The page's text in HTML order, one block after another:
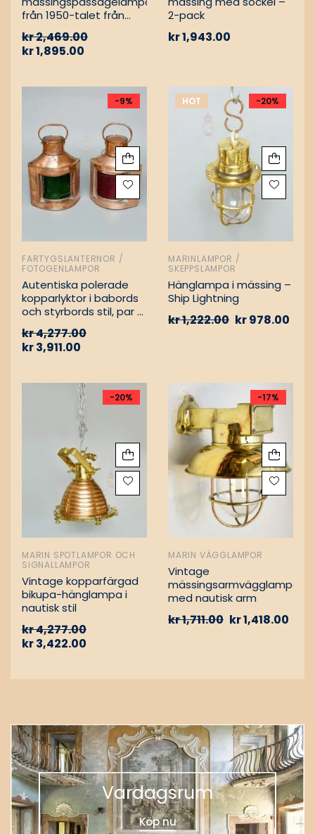
från 1950-talet från
kr2,469.00
kr1,895.00
2-pack
kr1,943.00
-9%
FARTYGSLANTERNOR /
FOTOGENLAMPOR
Autentiska polerade
kopparlyktor i babords
och styrbords stil, par –
oljelampor
kr4,277.00
kr3,911.00
HOT -20%
MARINLAMPOR /
SKEPPSLAMPOR
Hänglampa i mässing –
Ship Lightning
kr1,222.00 kr978.00
-20%
MARIN SPOTLAMPOR OCH
SIGNALLAMPOR
Vintage kopparfärgad
bikupa-hänglampa i
nautisk stil
kr4,277.00
kr3,422.00
-17%
MARIN VÄGGLAMPOR
Vintage
mässingsarmvägglampa
med nautisk arm
kr1,711.00 kr1,418.00
Vardagsrum
Köp nu